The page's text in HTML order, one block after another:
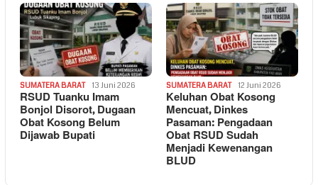
SUMATERA BARAT 13 Juni 2026
RSUD Tuanku Imam
Bonjol Disorot, Dugaan
Obat Kosong Belum
Dijawab Bupati
SUMATERA BARAT 12 Juni 2026
Keluhan Obat Kosong
Mencuat, Dinkes
Pasaman: Pengadaan
Obat RSUD Sudah
Menjadi Kewenangan
BLUD